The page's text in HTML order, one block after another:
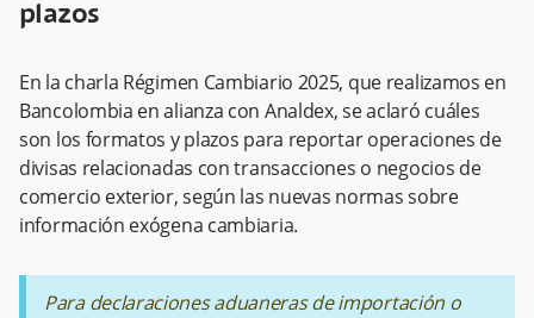
plazos
En la charla Régimen Cambiario 2025, que realizamos en
Bancolombia en alianza con Analdex, se aclaró cuáles
son los formatos y plazos para reportar operaciones de
divisas relacionadas con transacciones o negocios de
comercio exterior, según las nuevas normas sobre
información exógena cambiaria.
Para declaraciones aduaneras de importación o